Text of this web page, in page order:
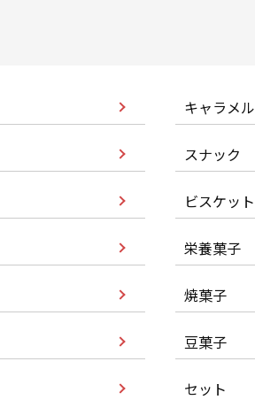
キャラメル
スナック
ビスケット
栄養菓子
焼菓子
豆菓子
セット